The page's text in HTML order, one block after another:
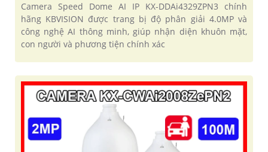
Camera Speed Dome AI IP KX-DDAi4329ZPN3 chính
hãng KBVISION được trang bị độ phân giải 4.0MP và
công nghệ AI thông minh, giúp nhận diện khuôn mặt,
con người và phương tiện chính xác